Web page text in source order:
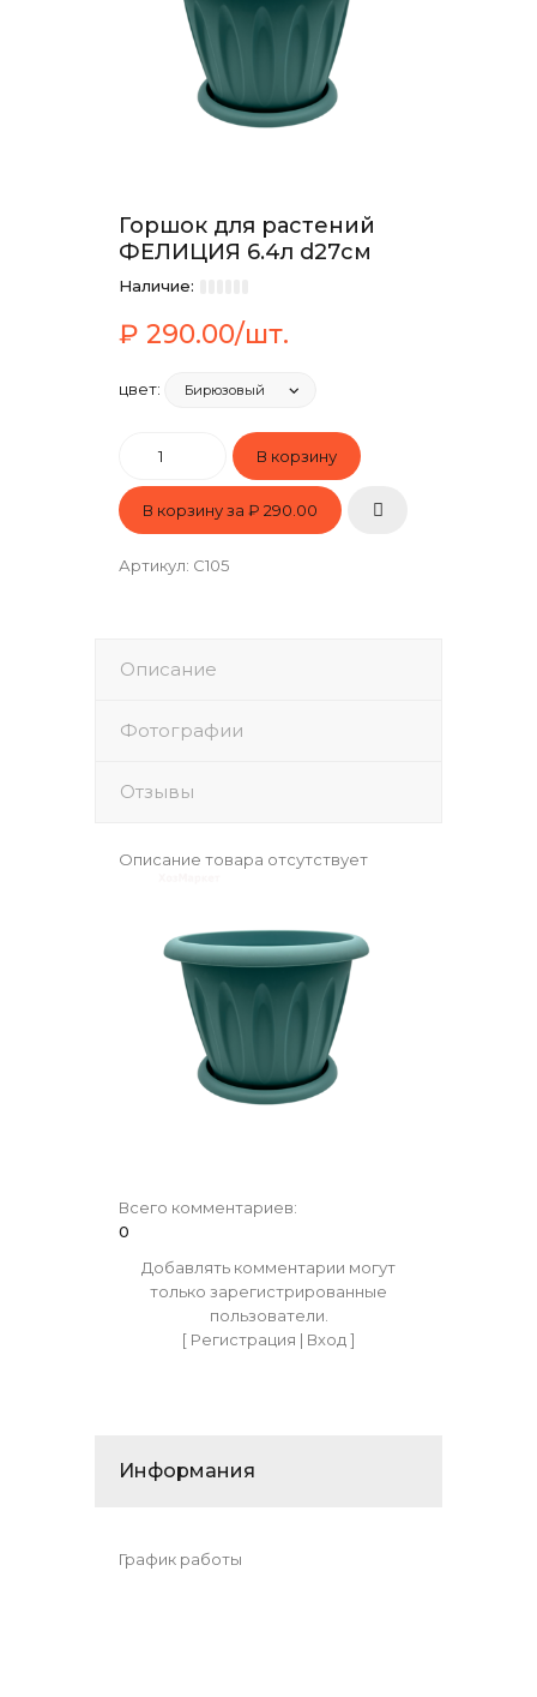
Горшок для растений
ФЕЛИЦИЯ 6.4л d27см
Наличие:
₽ 290.00/шт.
цвет:
В корзину за ₽ 290.00
Артикул: С105
Описание
Фотографии
Отзывы
Описание товара отсутствует
Всего комментариев:
0
Добавлять комментарии могут
только зарегистрированные
пользователи.
[ Регистрация | Вход]
Информания
График работы